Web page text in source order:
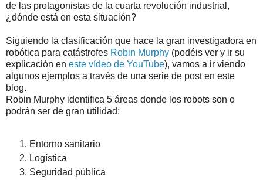
de las protagonistas de la cuarta revolución industrial,
¿dónde está en esta situación?
Siguiendo la clasificación que hace la gran investigadora en
robótica para catástrofes Robin Murphy (podéis ver y ir su
explicación en este vídeo de YouTube), vamos a ir viendo
algunos ejemplos a través de una serie de post en este
blog.
Robin Murphy identifica 5 áreas donde los robots son o
podrán ser de gran utilidad:
Entorno sanitario
Logística
Seguridad pública